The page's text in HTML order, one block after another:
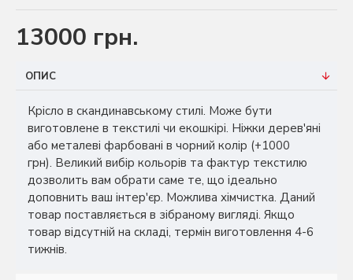
13000 грн.
ОПИС
Крісло в скандинавському стилі. Може бути
виготовлене в текстилі чи екошкірі. Ніжки дерев'яні
або металеві фарбовані в чорний колір (+1000
грн). Великий вибір кольорів та фактур текстилю
дозволить вам обрати саме те, що ідеально
доповнить ваш інтер'єр. Можлива хімчистка. Даний
товар поставляється в зібраному вигляді. Якщо
товар відсутній на складі, термін виготовлення 4-6
тижнів.